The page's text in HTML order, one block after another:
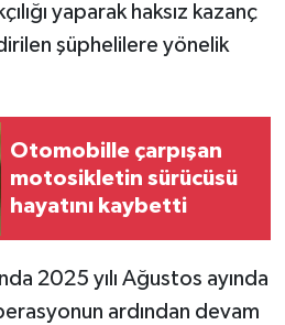
yaparak haksız kazanç
şüphelilere yönelik
Otomobille çarpışan
motosikletin sürücüsü
hayatını kaybetti
2025 yılı Ağustos ayında
ardından devam